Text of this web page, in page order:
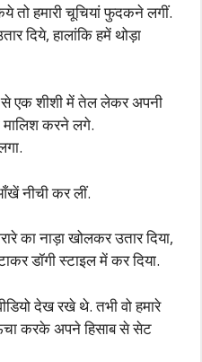
तो हमारी चूचियां फुदकने लगीं.
दिये, हालांकि हमें थोड़ा
से एक शीशी में तेल लेकर अपनी
करने लगे.
नीची कर लीं.
का नाड़ा खोलकर उतार दिया,
डॉगी स्टाइल में कर दिया.
देख रखे थे. तभी वो हमारे
करके अपने हिसाब से सेट